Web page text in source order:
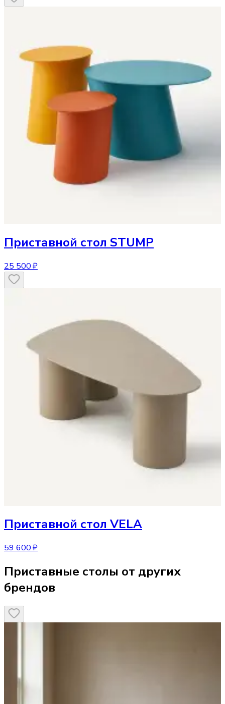
Приставной стол STUMP
25 500 ₽
Приставной стол VELA
59 600 ₽
Приставные столы от других
брендов